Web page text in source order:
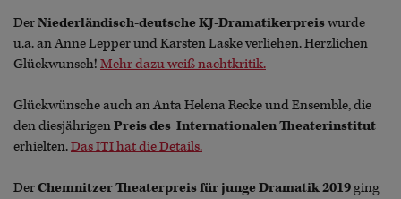
DerNiederländisch-deutsche KJ-Dramatikerpreiswurde
u.a. an Anne Lepper und Karsten Laske verliehen. Herzlichen
Glückwunsch! Mehr dazu weiß nachtkritik.
Glückwünsche auch an Anta Helena Recke und Ensemble, die
den diesjährigenPreis des Internationalen Theaterinstitut
erhielten.Das ITI hat die Details.
DerChemnitzer Theaterpreis für junge Dramatik 2019ging